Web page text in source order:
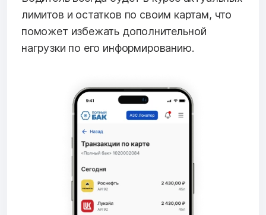
лимитов и остатков по своим картам, что
поможет избежать дополнительной
нагрузки по его информированию.